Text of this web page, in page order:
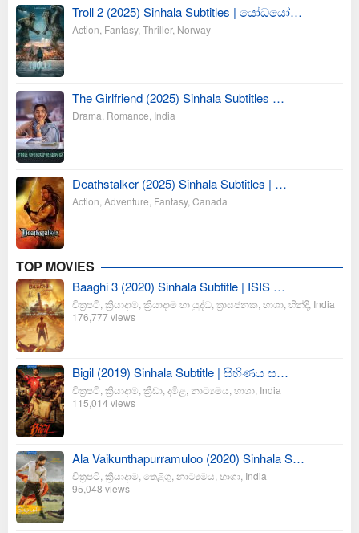
Troll 2 (2025) Sinhala Subtitles | යෝධයෝ…
Action Fantasy, Thriller, Norway
The Girlfriend (2025) Sinhala Subtitles …
Drama Romance India
Deathstalker (2025) Sinhala Subtitles | …
Action Adventure Fantasy, Canada
TOP MOVIES
Baaghi 3 (2020) Sinhala Subtitle | ISIS …
චිත්‍රපටි ක්‍රියාදාම ක්‍රියාදාම හා යුද්ධ ත්‍රාසජනක භාශා හින්දි India
176,777 views
Bigil (2019) Sinhala Subtitle | සිහිණය ස…
චිත්‍රපටි ක්‍රියාදාම ක්‍රීඩා දමිළ නාට්‍යමය භාශා India
115,014 views
Ala Vaikunthapurramuloo (2020) Sinhala S…
චිත්‍රපටි ක්‍රියාදාම තෙළිගු නාට්‍යමය භාශා India
95,048 views